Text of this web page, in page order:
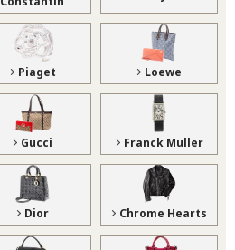
Piaget Loewe
Gucci Franck Muller
Dior Chrome Hearts